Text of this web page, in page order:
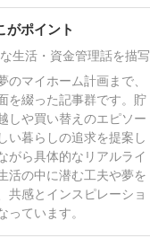
がポイント
生活・資金管理話を描写
のマイホーム計画まで、
を綴った記事群です。貯
しや買い替えのエピソー
い暮らしの追求を提案し
がら具体的なリアルライ
活の中に潜む工夫や夢を
共感とインスピレーショ
っています。